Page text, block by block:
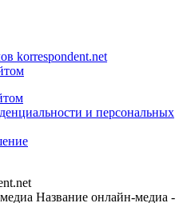
korrespondent.net
и персональных
Название онлайн-медиа -